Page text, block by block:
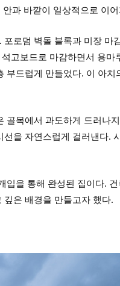
과 바깥이 일상적으로 이
로덤 벽돌 블록과 미장 마
고보드로 마감하면서 용마
드럽게 만들었다. 이 아
목에서 과도하게 드러나
을 자연스럽게 걸러낸다.
을 통해 완성된 집이다.
은 배경을 만들고자 했다.